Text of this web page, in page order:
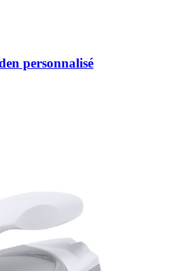
personnalisé